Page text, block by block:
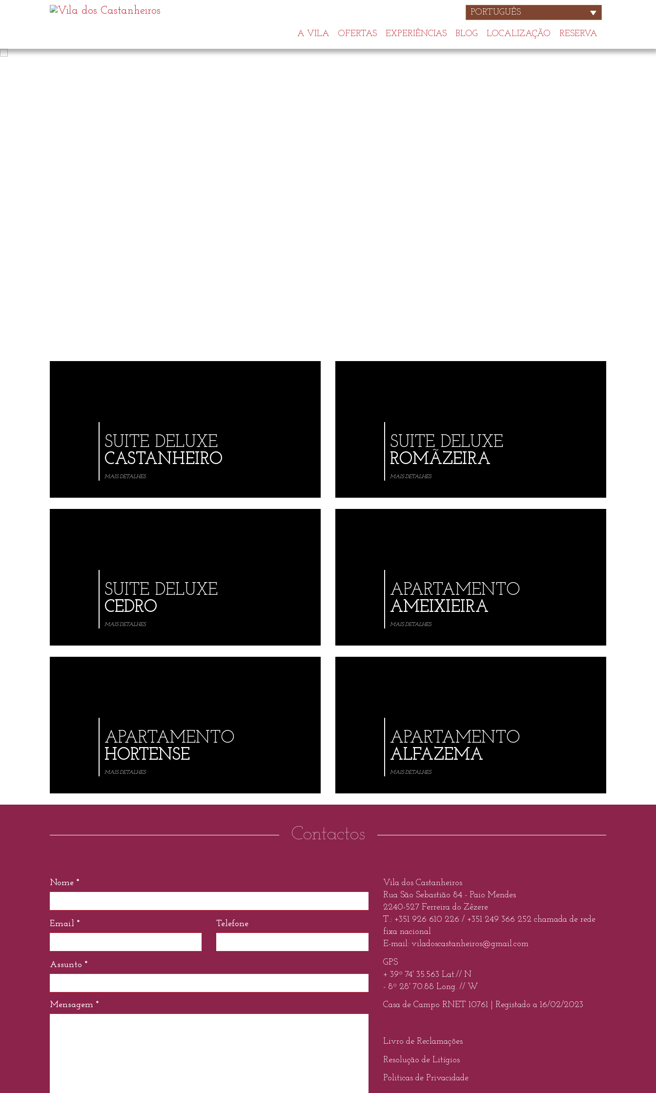
A VILA OFERTAS EXPERIÊNCIAS BLOG LOCALIZAÇÃO RESERVA
PORTUGUÊS
SUITE DELUXE
CASTANHEIRO
MAIS DETALHES
SUITE DELUXE
ROMÃZEIRA
MAIS DETALHES
SUITE DELUXE
CEDRO
MAIS DETALHES
APARTAMENTO
AMEIXIEIRA
MAIS DETALHES
APARTAMENTO
HORTENSE
MAIS DETALHES
APARTAMENTO
ALFAZEMA
MAIS DETALHES
Contactos
Nome *
Email * Telefone
Assunto *
Mensagem *
Vila dos Castanheiros
Rua São Sebastião 84 - Paio Mendes
2240-527 Ferreira do Zêzere
T.: +351 926 610 226 / +351 249 366 252 chamada de rede
fixa nacional
E-mail: viladoscastanheiros@gmail.com
GPS
+ 39º 74' 35.563 Lat.// N
- 8º 28' 70.88 Long. // W
Casa de Campo RNET 10761 | Registado a 16/02/2023
Livro de Reclamações
Resolução de Litígios
Politicas de Privacidade